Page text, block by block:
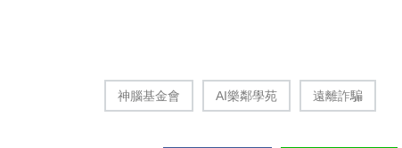
神腦基金會 AI樂鄰學苑 遠離詐騙